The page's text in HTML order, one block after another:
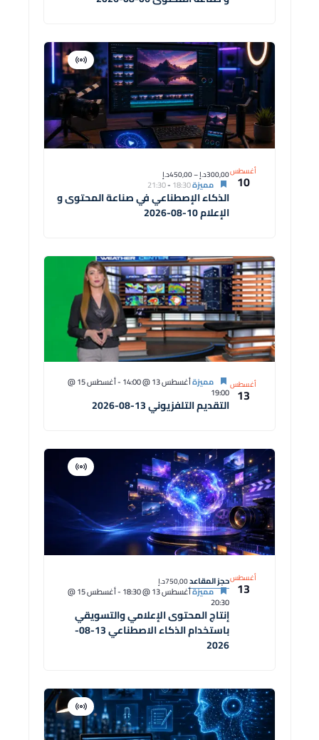
أغسطس
10
الذكاء الإصطناعي في صناعة المحتوى و
الإعلام 10-08-2026
افتراضية
دورة
مميزة18:30
-
21:30
300,00د.إ – 450,00د.إ
أغسطس
13 التقديم التلفزيوني 13-08-2026
مميزةأغسطس 13 @ 14:00 - أغسطس 15 @
19:00
أغسطس
13
إنتاج المحتوى الإعلامي والتسويقي
باستخدام الذكاء الاصطناعي 13-08-
2026
افتراضية
مميزةأغسطس 13 @ 18:30 - أغسطس 15 @
20:30
حجز المقاعد750,00د.إ
افتراضية
دورة